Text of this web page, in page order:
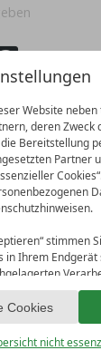
Website
deren Zweck
Bereitstellung
Partner
stimmen
in Ihrem
durch uns
sind,
Auswahl
tätigen. Sie
Cookies
nicht